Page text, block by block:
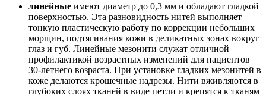
линейные имеют диаметр до 0,3 мм и обладают гладкой
поверхностью. Эта разновидность нитей выполняет
тонкую пластическую работу по коррекции небольших
морщин, подтягивания кожи в деликатных зонах вокруг
глаз и губ. Линейные мезонити служат отличной
профилактикой возрастных изменений для пациентов
30-летнего возраста. При установке гладких мезонитей в
коже делаются крошечные надрезы. Нити вживляются в
глубоких слоях тканей в виде петли и крепятся к тканям